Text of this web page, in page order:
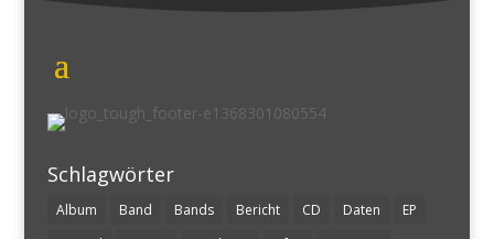
Schlagwörter
Album Band Bands Bericht CD Daten
EP